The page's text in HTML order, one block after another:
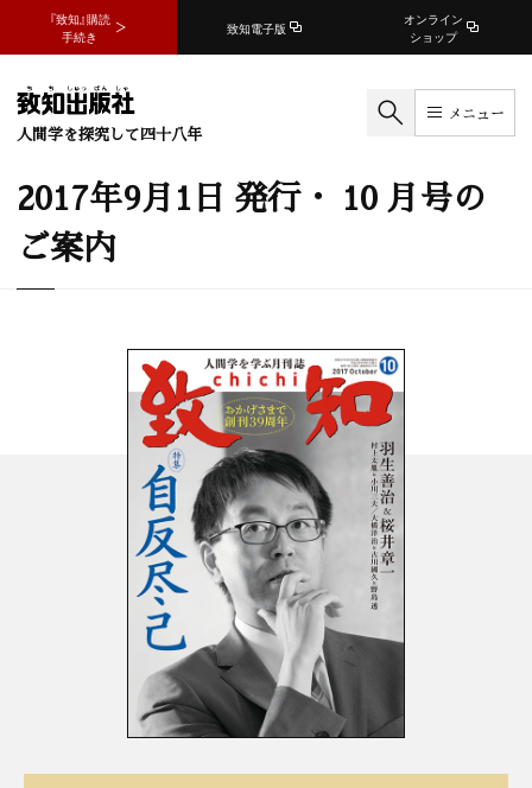
『致知』購読
手続き
致知電子版
オンライン
ショップ
人間学を探究して四十八年
メニュー
2017年9月1日 発行・ 10 月号の
ご案内